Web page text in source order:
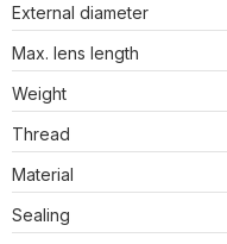
External diameter
Max. lens length
Weight
Thread
Material
Sealing